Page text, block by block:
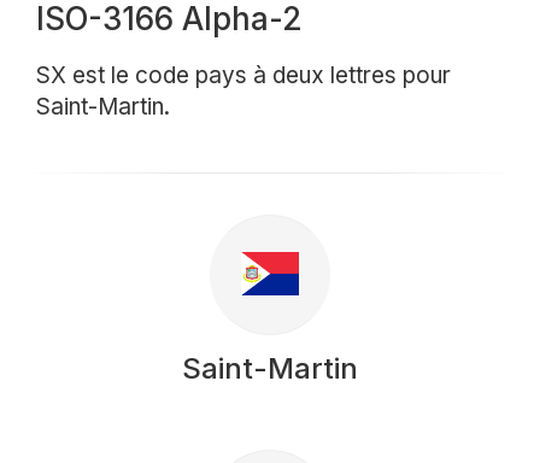
ISO-3166 Alpha-2
SX est le code pays à deux lettres pour
Saint-Martin.
Saint-Martin